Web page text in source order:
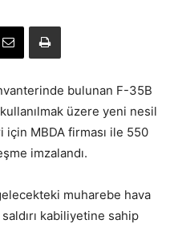
bulunan F-35B
üzere yeni nesil
için MBDA firması ile 550
imzalandı.
muharebe hava
kabiliyetine sahip